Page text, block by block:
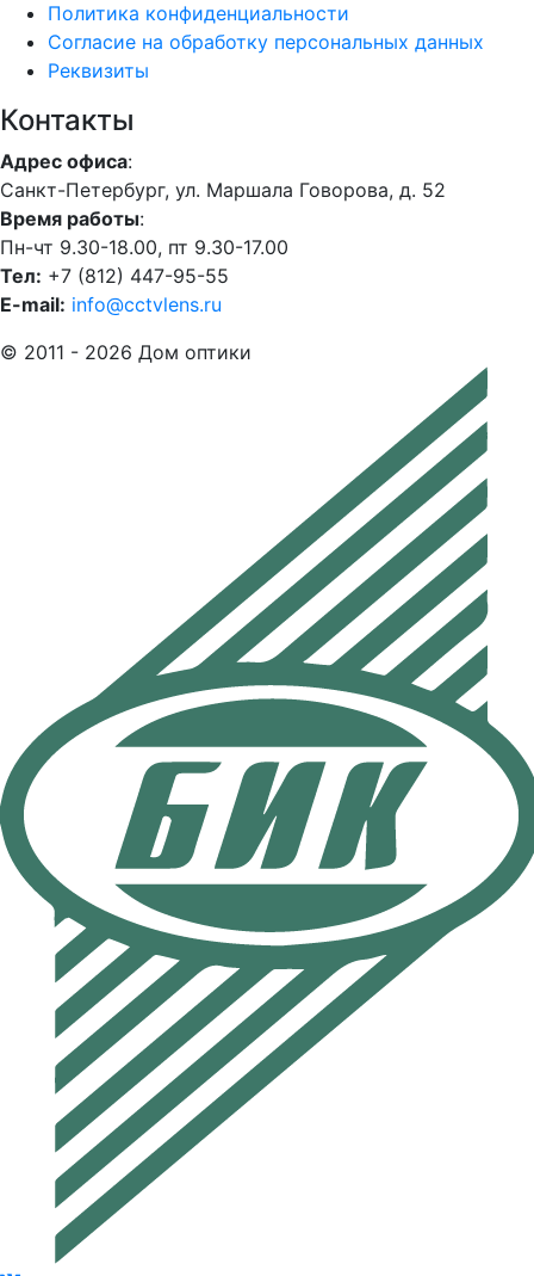
Политика конфиденциальности
Согласие на обработку персональных данных
Реквизиты
Контакты
Адрес офиса:
Санкт-Петербург, ул. Маршала Говорова, д. 52
Время работы:
Пн-чт 9.30-18.00, пт 9.30-17.00
Тел: +7 (812) 447-95-55
E-mail: info@cctvlens.ru
© 2011 - 2026 Дом оптики